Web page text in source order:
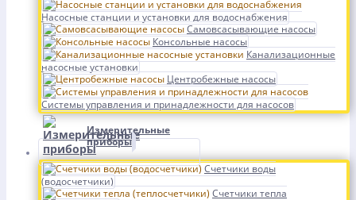
Насосные станции и установки для водоснабжения
Самовсасывающие насосы
Консольные насосы
Канализационные
насосные установки
Центробежные насосы
Системы управления и принадлежности для насосов
Измерительные
приборы
Счетчики воды
(водосчетчики)
Счетчики тепла